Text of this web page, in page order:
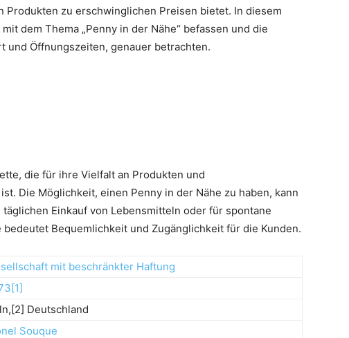
zu erschwinglichen Preisen bietet. In diesem
dem Thema „Penny in der Nähe“ befassen und die
und Öffnungszeiten, genauer betrachten.
die für ihre Vielfalt an Produkten und
Die Möglichkeit, einen Penny in der Nähe zu haben, kann
Einkauf von Lebensmitteln oder für spontane
Bequemlichkeit und Zugänglichkeit für die Kunden.
mit beschränkter Haftung
[1]
Deutschland
Souque